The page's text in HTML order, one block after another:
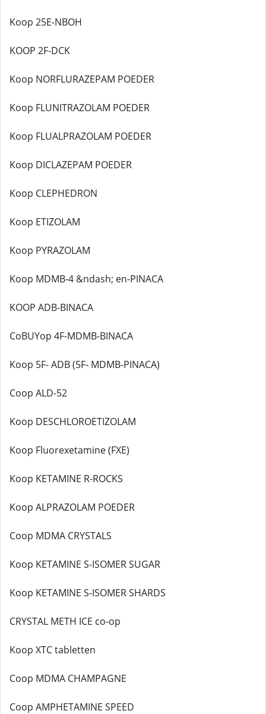
Koop 25E-NBOH
KOOP 2F-DCK
Koop NORFLURAZEPAM POEDER
Koop FLUNITRAZOLAM POEDER
Koop FLUALPRAZOLAM POEDER
Koop DICLAZEPAM POEDER
Koop CLEPHEDRON
Koop ETIZOLAM
Koop PYRAZOLAM
Koop MDMB-4 &ndash; en-PINACA
KOOP ADB-BINACA
CoBUYop 4F-MDMB-BINACA
Koop 5F- ADB (5F- MDMB-PINACA)
Coop ALD-52
Koop DESCHLOROETIZOLAM
Koop Fluorexetamine (FXE)
Koop KETAMINE R-ROCKS
Koop ALPRAZOLAM POEDER
Coop MDMA CRYSTALS
Koop KETAMINE S-ISOMER SUGAR
Koop KETAMINE S-ISOMER SHARDS
CRYSTAL METH ICE co-op
Koop XTC tabletten
Coop MDMA CHAMPAGNE
Coop AMPHETAMINE SPEED